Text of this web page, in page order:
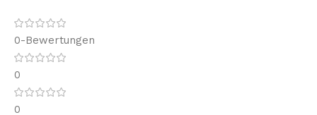
0-Bewertungen
0
0